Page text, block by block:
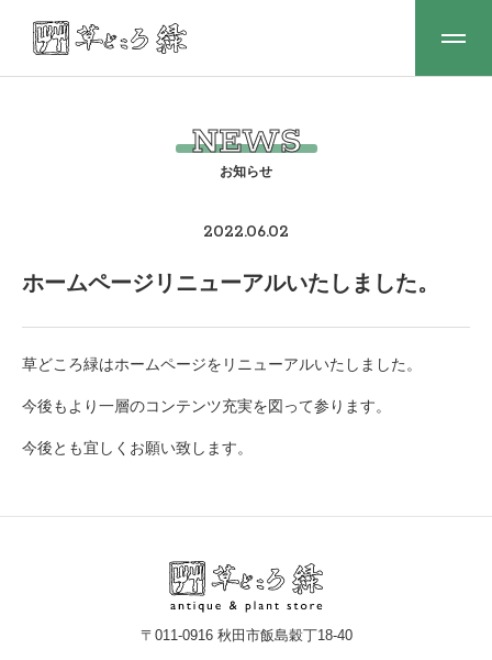
NEWS
2022.06.02
ホームページリニューアルいたしました。
草どころ緑はホームページをリニューアルいたしました。
今後もより一層のコンテンツ充実を図って参ります。
今後とも宜しくお願い致します。
〒011-0916 秋田市飯島穀丁18-40